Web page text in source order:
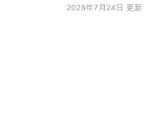
2026年7月24日 更新